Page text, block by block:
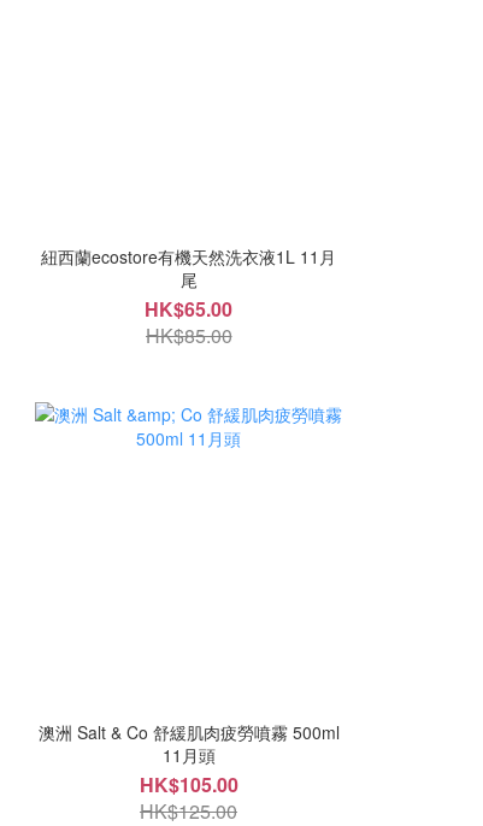
紐西蘭ecostore有機天然洗衣液1L 11月
尾
HK$65.00
HK$85.00
澳洲 Salt & Co 舒緩肌肉疲勞噴霧 500ml
11月頭
HK$105.00
HK$125.00